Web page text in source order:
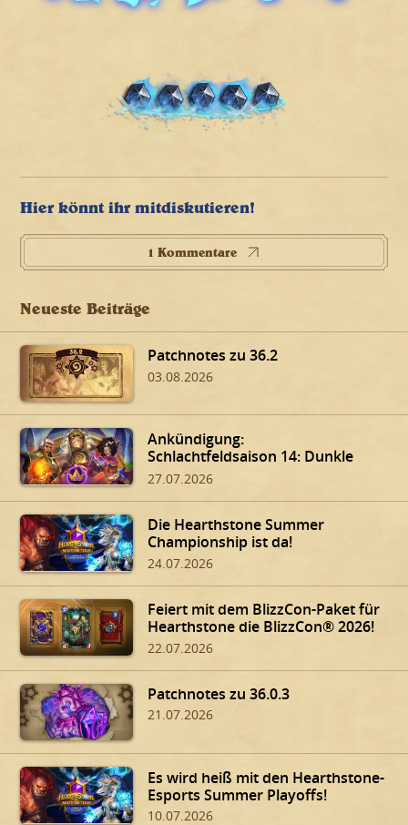
Hier könnt ihr mitdiskutieren!
1 Kommentare
Neueste Beiträge
Patchnotes zu 36.2
03.08.2026
Ankündigung:
Schlachtfeldsaison 14: Dunkle
Gaben von Dalaran!
27.07.2026
Die Hearthstone Summer
Championship ist da!
24.07.2026
Feiert mit dem BlizzCon-Paket für
Hearthstone die BlizzCon® 2026!
22.07.2026
Patchnotes zu 36.0.3
21.07.2026
Es wird heiß mit den Hearthstone-
Esports Summer Playoffs!
10.07.2026